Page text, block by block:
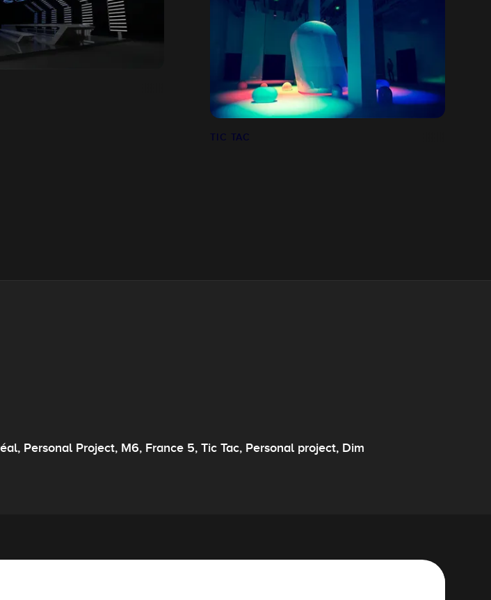
TIC TAC
Personal Project, M6, France 5, Tic Tac, Personal project, Dim